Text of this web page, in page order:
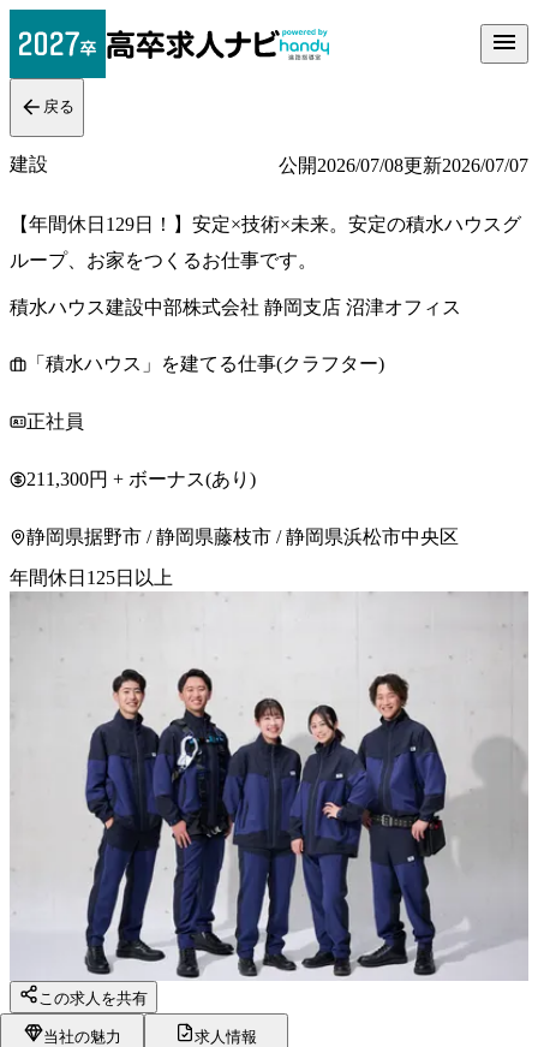
戻る
建設 公開2026/07/08更新2026/07/07
【年間休日129日！】安定×技術×未来。安定の積水ハウスグ
ループ、お家をつくるお仕事です。
積水ハウス建設中部株式会社 静岡支店 沼津オフィス
「積水ハウス」を建てる仕事(クラフター)
正社員
211,300円 + ボーナス(あり)
静岡県据野市 / 静岡県藤枝市 / 静岡県浜松市中央区
年間休日125日以上
この求人を共有
当社の魅力 求人情報